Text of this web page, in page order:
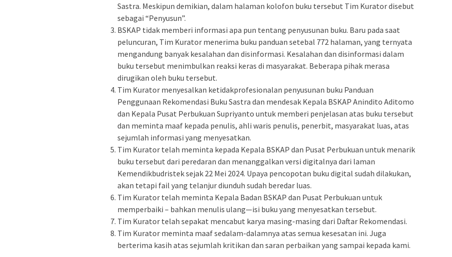
Sastra. Meskipun demikian, dalam halaman kolofon buku tersebut Tim Kurator disebut
sebagai “Penyusun”.
BSKAP tidak memberi informasi apa pun tentang penyusunan buku. Baru pada saat
peluncuran, Tim Kurator menerima buku panduan setebal 772 halaman, yang ternyata
mengandung banyak kesalahan dan disinformasi. Kesalahan dan disinformasi dalam
buku tersebut menimbulkan reaksi keras di masyarakat. Beberapa pihak merasa
dirugikan oleh buku tersebut.
Tim Kurator menyesalkan ketidakprofesionalan penyusunan buku Panduan
Penggunaan Rekomendasi Buku Sastra dan mendesak Kepala BSKAP Anindito Aditomo
dan Kepala Pusat Perbukuan Supriyanto untuk memberi penjelasan atas buku tersebut
dan meminta maaf kepada penulis, ahli waris penulis, penerbit, masyarakat luas, atas
sejumlah informasi yang menyesatkan.
Tim Kurator telah meminta kepada Kepala BSKAP dan Pusat Perbukuan untuk menarik
buku tersebut dari peredaran dan menanggalkan versi digitalnya dari laman
Kemendikbudristek sejak 22 Mei 2024. Upaya pencopotan buku digital sudah dilakukan,
akan tetapi fail yang telanjur diunduh sudah beredar luas.
Tim Kurator telah meminta Kepala Badan BSKAP dan Pusat Perbukuan untuk
memperbaiki – bahkan menulis ulang—isi buku yang menyesatkan tersebut.
Tim Kurator telah sepakat mencabut karya masing-masing dari Daftar Rekomendasi.
Tim Kurator meminta maaf sedalam-dalamnya atas semua kesesatan ini. Juga
berterima kasih atas sejumlah kritikan dan saran perbaikan yang sampai kepada kami.